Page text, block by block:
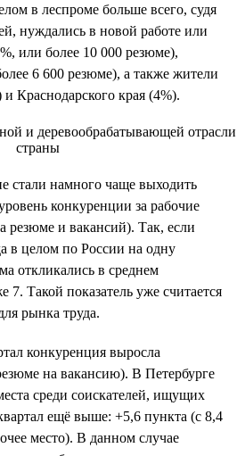
в леспроме больше всего, судя
нуждались в новой работе или
или более 10 000 резюме),
6 600 резюме), а также жители
Краснодарского края (4%).
стали намного чаще выходить
конкуренции за рабочие
резюме и вакансий). Так, если
в целом по России на одну
откликались в среднем
7. Такой показатель уже считается
рынка труда.
конкуренция выросла
на вакансию). В Петербурге
среди соискателей, ищущих
ещё выше: +5,6 пункта (с 8,4
место). В данном случае